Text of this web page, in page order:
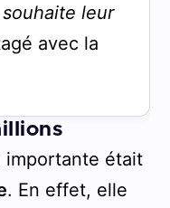
leur
avec la
importante était
. En effet, elle